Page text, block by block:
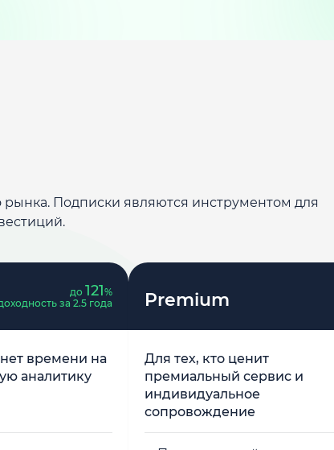
Подписки являются инструментом для
до 121%
за 2.5 года
времени на
аналитику
Premium
Для тех, кто ценит
премиальный сервис и
индивидуальное
сопровождение